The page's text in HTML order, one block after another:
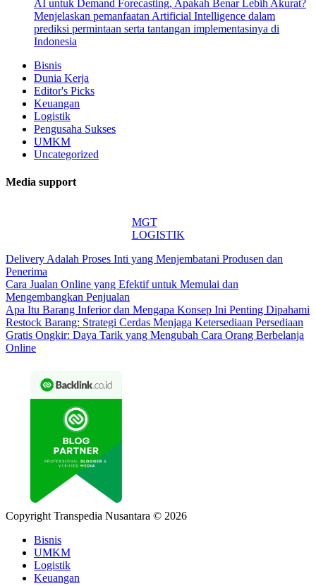
AI untuk Demand Forecasting, Apakah Benar Lebih Akurat?
Menjelaskan pemanfaatan Artificial Intelligence dalam
prediksi permintaan serta tantangan implementasinya di
Indonesia
Bisnis
Dunia Kerja
Editor's Picks
Keuangan
Logistik
Pengusaha Sukses
UMKM
Uncategorized
Media support
MGT
LOGISTIK
Delivery Adalah Proses Inti yang Menjembatani Produsen dan
Penerima
Cara Jualan Online yang Efektif untuk Memulai dan
Mengembangkan Penjualan
Apa Itu Barang Inferior dan Mengapa Konsep Ini Penting Dipahami
Restock Barang: Strategi Cerdas Menjaga Ketersediaan Persediaan
Gratis Ongkir: Daya Tarik yang Mengubah Cara Orang Berbelanja
Online
Copyright Transpedia Nusantara © 2026
Bisnis
UMKM
Logistik
Keuangan